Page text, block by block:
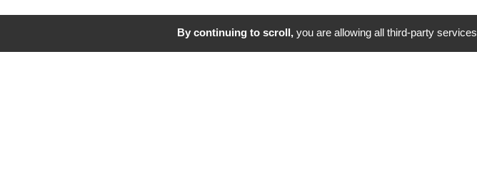
By continuing to scroll,you are allowing all third-party services